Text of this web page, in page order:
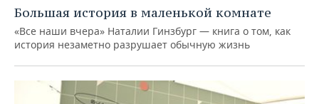
Большая история в маленькой комнате
«Все наши вчера» Наталии Гинзбург — книга о том, как
история незаметно разрушает обычную жизнь